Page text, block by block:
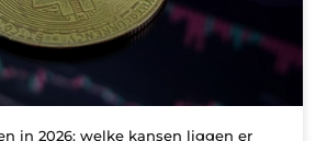
in 2026: welke kansen liggen er